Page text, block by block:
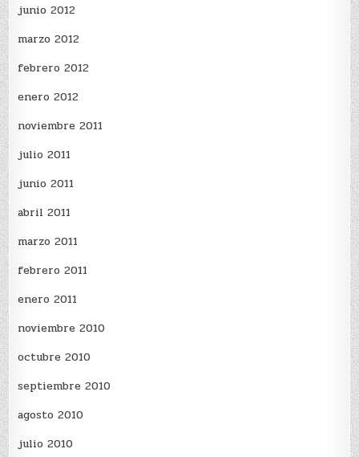
junio 2012
marzo 2012
febrero 2012
enero 2012
noviembre 2011
julio 2011
junio 2011
abril 2011
marzo 2011
febrero 2011
enero 2011
noviembre 2010
octubre 2010
septiembre 2010
agosto 2010
julio 2010